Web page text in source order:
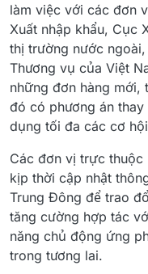
làm việc với các đơn
Xuất nhập khẩu, Cục
thị trường nước
Thương vụ của Việt
những đơn hàng mới,
đó có phương án
dụng tối đa các cơ
Các đơn vị trực thuộc
kịp thời cập nhật
Trung Đông để trao
tăng cường hợp tác
năng chủ động ứng
trong tương lai.